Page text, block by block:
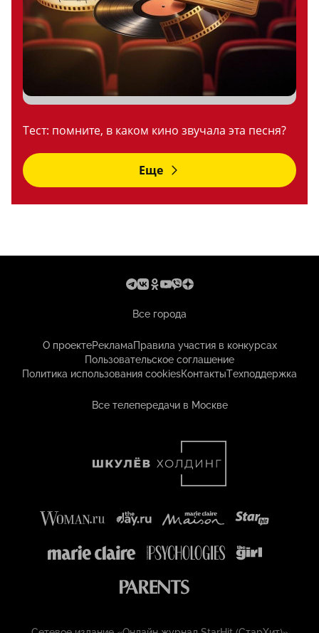
Тест: помните, в каком кино звучала эта песня?
Еще
Все города
О проектеРекламаПравила участия в конкурсах
Пользовательское соглашение
Политика использования cookiesКонтактыТехподдержка
Все телепередачи в Москве